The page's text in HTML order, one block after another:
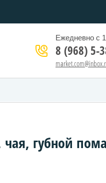
Ежедневно с
8 (968) 5-
чая, губной